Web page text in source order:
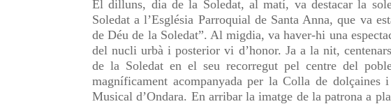
El dilluns, dia de la Soledat, al matí, va destacar la
Soledat a l’Església Parroquial de Santa Anna, que va
de Déu de la Soledat”. Al migdia, va haver-hi una
del nucli urbà i posterior vi d’honor. Ja a la nit,
de la Soledat en el seu recorregut pel centre del
magníficament acompanyada per la Colla de
Musical d’Ondara. En arribar la imatge de la patrona a